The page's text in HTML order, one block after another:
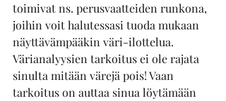
toimivat ns. perusvaatteiden runkona,
joihin voit halutessasi tuoda mukaan
näyttävämpääkin väri-ilottelua.
Värianalyysien tarkoitus ei ole rajata
sinulta mitään värejä pois! Vaan
tarkoitus on auttaa sinua löytämään